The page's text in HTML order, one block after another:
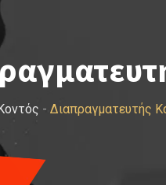
- Διαπραγματευτής